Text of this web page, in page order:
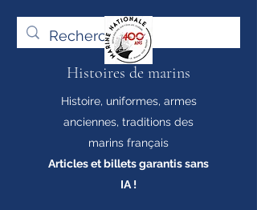
Histoires de marins
Histoire, uniformes, armes
anciennes, traditions des
marins français
Articles et billets garantis sans
IA !